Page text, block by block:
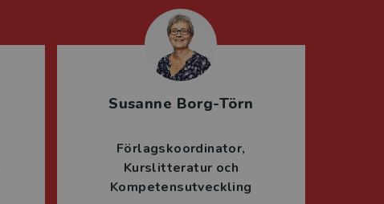
Susanne Borg-Törn
Förlagskoordinator
Kurslitteratur och
Kompetensutveckling